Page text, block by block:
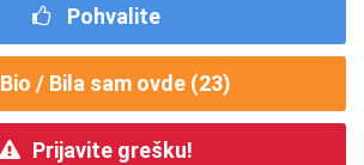
Pohvalite
Bio / Bila sam ovde (23)
Prijavite grešku!